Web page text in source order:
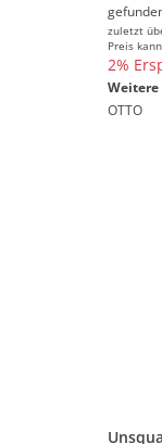
zuletzt
Preis
2%
Weitere
OTTO